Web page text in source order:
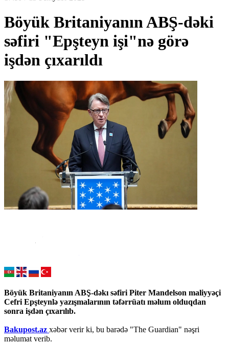
Böyük Britaniyanın ABŞ-dəki
səfiri "Epşteyn işi"nə görə
işdən çıxarıldı
Böyük Britaniyanın ABŞ-dəkı səfiri Piter Mandelson maliyyəçi
Cefri Epşteynlə yazışmalarının təfərrüatı məlum olduqdan
sonra işdən çıxarılıb.
Bakupost.az xəbər verir ki, bu barədə "The Guardian" nəşri
məlumat verib.